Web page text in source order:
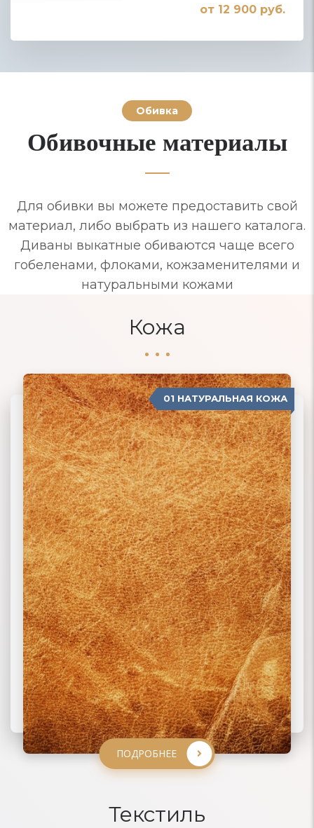
от 12 900 руб.
Обивка
Обивочные материалы
Для обивки вы можете предоставить свой
материал, либо выбрать из нашего каталога.
Диваны выкатные обиваются чаще всего
гобеленами, флоками, кожзаменителями и
натуральными кожами
Кожа
04 ЗАМША
ПОДРОБНЕЕ
01 НАТУРАЛЬНАЯ КОЖА
ПОДРОБНЕЕ
02 ЭКОКОЖА
ПОДРОБНЕЕ
03 ИСКУССТВЕННАЯ КОЖА
ПОДРОБНЕЕ
Текстиль